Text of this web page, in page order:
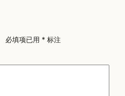
必填项已用 * 标注